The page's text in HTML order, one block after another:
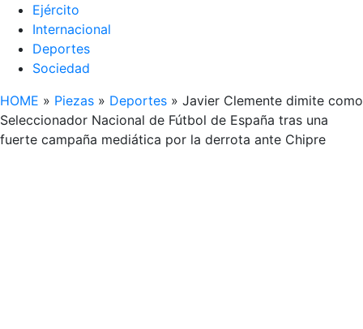
Ejército
Internacional
Deportes
Sociedad
HOME » Piezas » Deportes » Javier Clemente dimite como
Seleccionador Nacional de Fútbol de España tras una
fuerte campaña mediática por la derrota ante Chipre